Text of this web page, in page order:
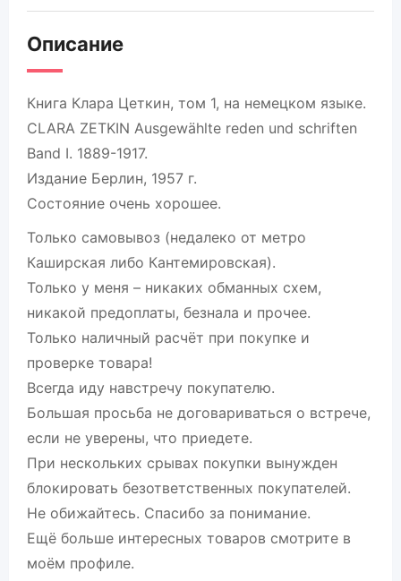
Описание
Книга Клара Цеткин, том 1, на немецком языке.
CLARA ZETKIN Ausgewählte reden und schriften
Band I. 1889-1917.
Издание Берлин, 1957 г.
Состояние очень хорошее.
Только самовывоз (недалеко от метро
Каширская либо Кантемировская).
Только у меня – никаких обманных схем,
никакой предоплаты, безнала и прочее.
Только наличный расчёт при покупке и
проверке товара!
Всегда иду навстречу покупателю.
Большая просьба не договариваться о встрече,
если не уверены, что приедете.
При нескольких срывах покупки вынужден
блокировать безответственных покупателей.
Не обижайтесь. Спасибо за понимание.
Ещё больше интересных товаров смотрите в
моём профиле.